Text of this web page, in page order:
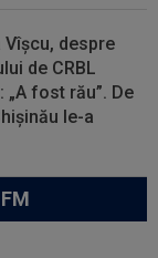
Vîșcu, despre
de CRBL
fost rău”. De
le-a